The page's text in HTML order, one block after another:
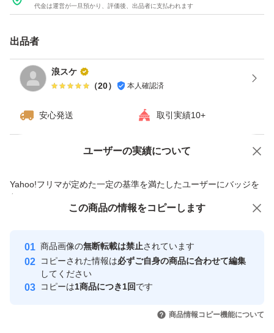
代金は運営が一旦預かり、評価後、出品者に支払われます
出品者
浪スケ
（20） 本人確認済
安心発送 取引実績10+
ユーザーの実績について
Yahoo!フリマが定めた一定の基準を満たしたユーザーにバッジを
付与しています
安心取引出品者
心・安全なユーザーです
取引実績
引を完了させた実績があります
価格の相談 商品への質問
この商品の情報をコピーします
商品画像の無断転載は禁止されています
コピーされた情報は必ずご自身の商品に合わせて編集
してください
コピーは1商品につき1回です
商品情報コピー機能について
この商品をみている人にオススメ